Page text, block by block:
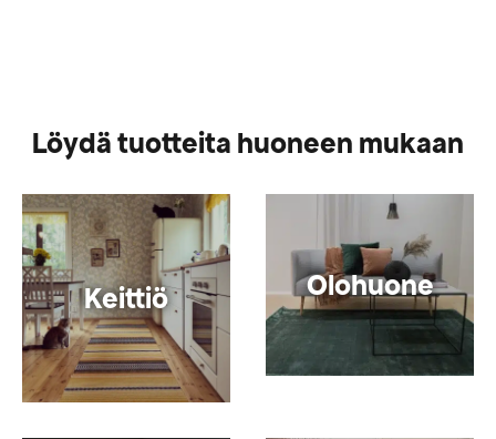
Löydä tuotteita huoneen mukaan
Keittiö Olohuone